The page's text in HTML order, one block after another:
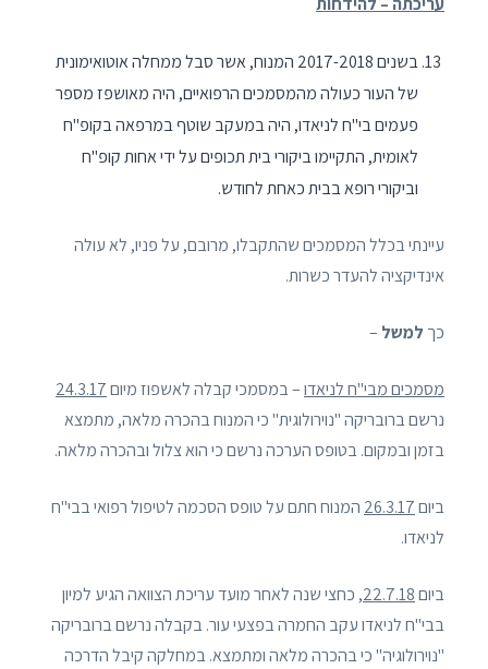
בשנים 2017-2018 המנוח, אשר סבל ממחלה אוטואימונית
של העור כעולה מהמסמכים הרפואיים, היה מאושפז מספר
פעמים בי"ח לניאדו, היה במעקב שוטף במרפאה בקופ"ח
לאומית, התקיימו ביקורי בית תכופים על ידי אחות קופ"ח
וביקורי רופא בבית כאחת לחודש.
עיינתי בכלל המסמכים שהתקבלו, מרובם, על פניו, לא עולה
אינדיקציה להעדר כשרות.
כך למשל –
מסמכים מבי"ח לניאדו– במסמכי קבלה לאשפוז מיום24.3.17
נרשם ברובריקה "נוירולוגית" כי המנוח בהכרה מלאה, מתמצא
בזמן ובמקום. בטופס הערכה נרשם כי הוא צלול ובהכרה מלאה.
ביום26.3.17 המנוח חתם על טופס הסכמה לטיפול רפואי בבי"ח
לניאדו.
ביום22.7.18, כחצי שנה לאחר מועד עריכת הצוואה הגיע למיון
בבי"ח לניאדו עקב החמרה בפצעי עור. בקבלה נרשם ברובריקה
"נוירולוגיה" כי בהכרה מלאה ומתמצא. במחלקה קיבל הדרכה